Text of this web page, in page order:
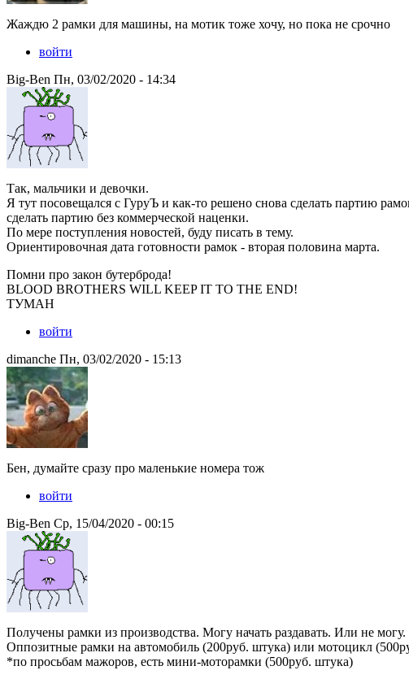
Жаждю 2 рамки для машины, на мотик тоже хочу, но пока не срочно
войти
Big-Ben Пн, 03/02/2020 - 14:34
Так, мальчики и девочки.
Я тут посовещался с ГуруЪ и как-то решено снова сделать партию
сделать партию без коммерческой наценки.
По мере поступления новостей, буду писать в тему.
Ориентировочная дата готовности рамок - вторая половина марта.
Помни про закон бутерброда!
BLOOD BROTHERS WILL KEEP IT TO THE END!
ТУМАН
войти
dimanche Пн, 03/02/2020 - 15:13
Бен, думайте сразу про маленькие номера тож
войти
Big-Ben Ср, 15/04/2020 - 00:15
Получены рамки из производства. Могу начать раздавать. Или не
Оппозитные рамки на автомобиль (200руб. штука) или мотоцикл
*по просьбам мажоров, есть мини-моторамки (500руб. штука)